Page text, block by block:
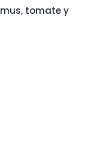
tomate y